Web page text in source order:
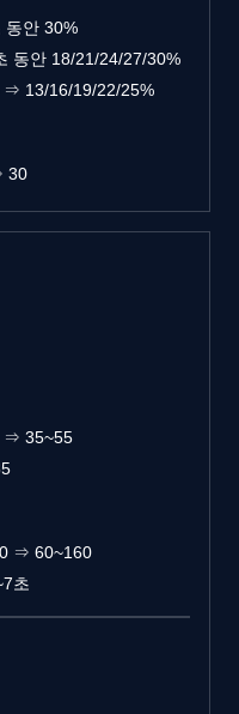
안 30%
동안 18/21/24/27/30%
⇒ 13/16/19/22/25%
30
⇒ 35~55
⇒ 60~160
초